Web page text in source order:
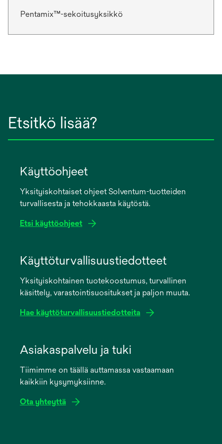
Pentamix™-sekoitusyksikkö
Etsitkö lisää?
Käyttöohjeet
Yksityiskohtaiset ohjeet Solventum-tuotteiden
turvallisesta ja tehokkaasta käytöstä.
Etsi käyttöohjeet
new
Käyttöturvallisuustiedotteet
Yksityiskohtainen tuotekoostumus, turvallinen
käsittely, varastointisuositukset ja paljon muuta.
Hae käyttöturvallisuustiedotteita
new
Asiakaspalvelu ja tuki
Tiimimme on täällä auttamassa vastaamaan
kaikkiin kysymyksiinne.
Ota yhteyttä